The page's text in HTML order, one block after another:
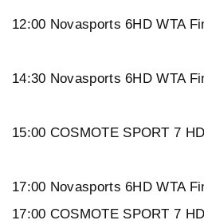
12:00 Novasports 6HD WTA
14:30 Novasports 6HD WTA
15:00 COSMOTE SPORT 7
17:00 Novasports 6HD WTA
17:00 COSMOTE SPORT 7